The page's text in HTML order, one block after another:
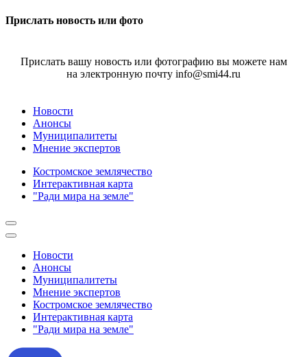
Прислать новость или фото
Прислать вашу новость или фотографию вы можете нам
на электронную почту info@smi44.ru
Новости
Анонсы
Муниципалитеты
Мнение экспертов
Костромское землячество
Интерактивная карта
"Ради мира на земле"
Новости
Анонсы
Муниципалитеты
Мнение экспертов
Костромское землячество
Интерактивная карта
"Ради мира на земле"